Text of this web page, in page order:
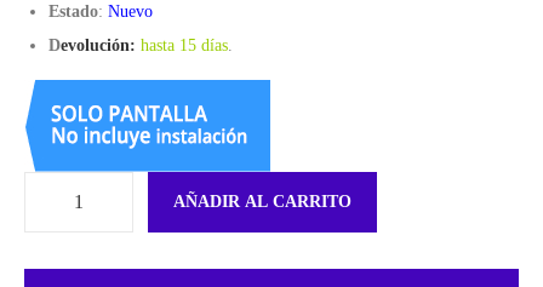
Estado: Nuevo
Devolución: hasta 15 días
AÑADIR AL CARRITO